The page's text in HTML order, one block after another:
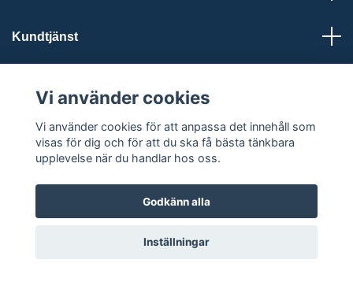
Kundtjänst
Sociala medier
© 2026 Jola DesignPowered by Quickbutik
Vi använder cookies
Vi använder cookies för att anpassa det innehåll som
visas för dig och för att du ska få bästa tänkbara
upplevelse när du handlar hos oss.
Godkänn alla
Inställningar